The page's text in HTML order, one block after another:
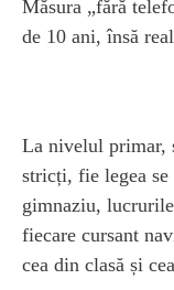
Măsura „fără
de 10 ani, însă
La nivelul primar,
stricți, fie legea
gimnaziu,
fiecare cursant
cea din clasă și